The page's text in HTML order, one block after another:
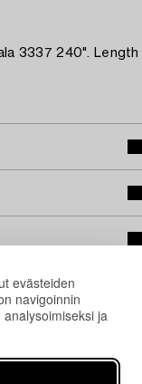
evästeiden
navigoinnin
ja
3337 240". Length